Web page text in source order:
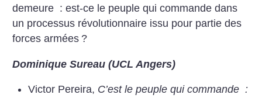
demeure : est-ce le peuple qui commande dans
un processus révolution­naire issu pour partie des
forces armées ?
Dominique Sureau (UCL Angers)
Victor Pereira, C’est le peuple qui commande :